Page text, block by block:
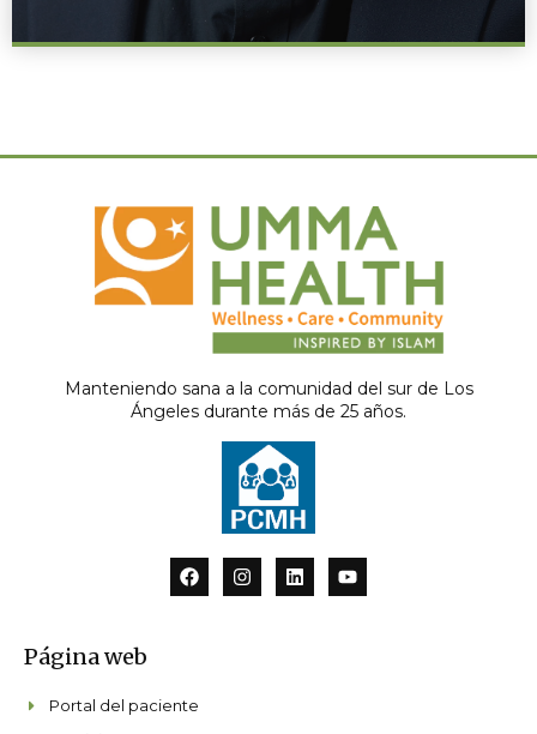
Manteniendo sana a la comunidad del sur de Los
Ángeles durante más de 25 años.
F
a
k
I
n
L
i
Y
o
Página web
Portal del paciente